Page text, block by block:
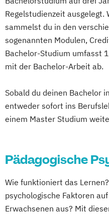
Lernpsychologie
Lerntherapie
Management
Psychologie
Intelligenz
Regelstudienzeit ausgelegt.
sammelst du in den
sogenannten Modulen,
Bachelor-Studium umfasst
mit der Bachelor-Arbeit ab.
Sobald du deinen Bachelor
entweder sofort ins
einem Master Studium
Pädagogische
Wie funktioniert das
psychologische Faktoren
Erwachsenen aus? Mit